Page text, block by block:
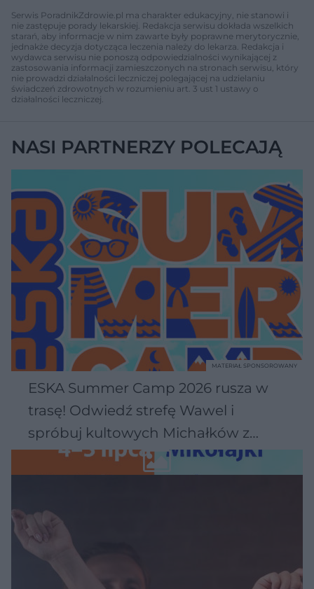
Serwis PoradnikZdrowie.pl ma charakter edukacyjny, nie stanowi i
nie zastępuje porady lekarskiej. Redakcja serwisu dokłada wszelkich
starań, aby informacje w nim zawarte były poprawne merytorycznie,
jednakże decyzja dotycząca leczenia należy do lekarza. Redakcja i
wydawca serwisu nie ponoszą odpowiedzialności wynikającej z
zastosowania informacji zamieszczonych na stronach serwisu, który
nie prowadzi działalności leczniczej polegającej na udzielaniu
świadczeń zdrowotnych w rozumieniu art. 3 ust 1 ustawy o
działalności leczniczej.
NASI PARTNERZY POLECAJĄ
ESKA Summer Camp 2026 rusza w
trasę! Odwiedź strefę Wawel i
spróbuj kultowych Michałków z
Wawelu
MATERIAŁ SPONSOROWANY